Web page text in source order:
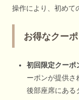
操作により、初めて
お得なクー
初回限定クーポ
ーポンが提供さ
後部座席にある